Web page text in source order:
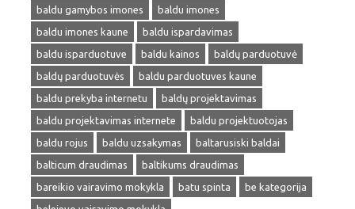
baldu gamybos imones
baldu imones
baldu imones kaune
baldu ispardavimas
baldu isparduotuve
baldu kainos
baldų parduotuvė
baldų parduotuvės
baldu parduotuves kaune
baldu prekyba internetu
baldų projektavimas
baldu projektavimas internete
baldu projektuotojas
baldu rojus
baldu uzsakymas
baltarusiski baldai
balticum draudimas
baltikums draudimas
bareikio vairavimo mokykla
batu spinta
be kategorija